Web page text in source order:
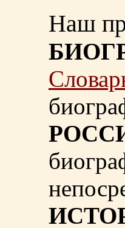
Наш